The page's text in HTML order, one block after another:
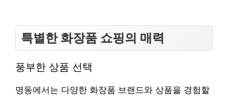
특별한 화장품 쇼핑의 매력
풍부한 상품 선택
명동에서는 다양한 화장품 브랜드와 상품을 경험할